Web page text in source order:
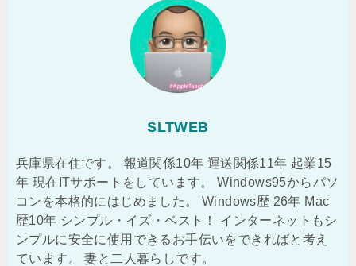
SLTWEB
兵庫県在住です。 報道関係10年 運送関係11年 起業15
年 現在ITサポートをしています。 Windows95からパソ
コンを本格的にはじめました。 Windows歴 26年 Mac
歴10年 シンプル・イズ・ベスト！ インターネットもシ
ンプルに安全に使用できるお手伝いをできればと考え
ています。 妻と二人暮らしです。